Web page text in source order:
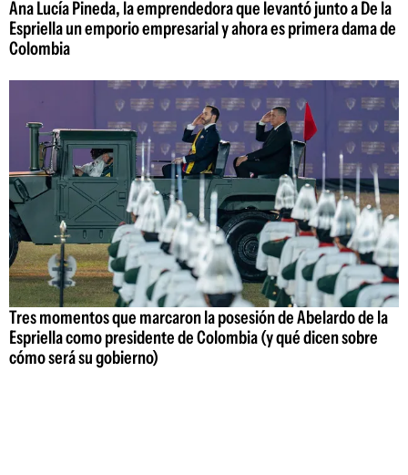
Ana Lucía Pineda, la emprendedora que levantó junto a De la
Espriella un emporio empresarial y ahora es primera dama de
Colombia
Tres momentos que marcaron la posesión de Abelardo de la
Espriella como presidente de Colombia (y qué dicen sobre
cómo será su gobierno)